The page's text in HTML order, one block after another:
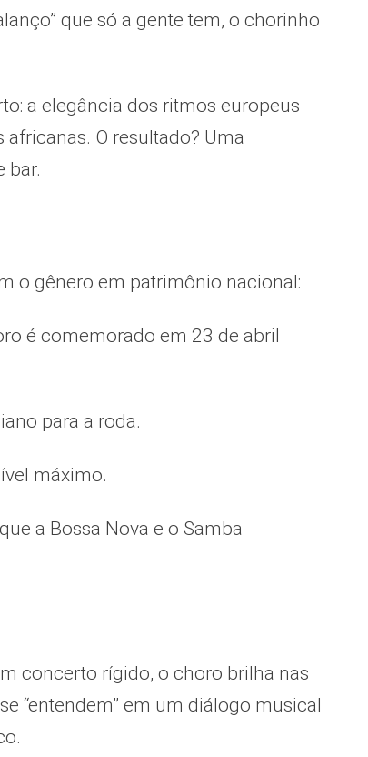
que só a gente tem, o chorinho
a elegância dos ritmos europeus
O resultado? Uma
bar.
o gênero em patrimônio nacional:
é comemorado em 23 de abril
para a roda.
máximo.
a Bossa Nova e o Samba
concerto rígido, o choro brilha nas
“entendem” em um diálogo musical